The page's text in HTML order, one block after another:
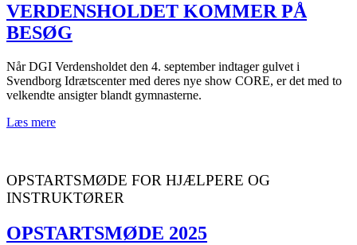
VERDENSHOLDET KOMMER PÅ
BESØG
Når DGI Verdensholdet den 4. september indtager gulvet i
Svendborg Idrætscenter med deres nye show CORE, er det med to
velkendte ansigter blandt gymnasterne.
Læs mere
OPSTARTSMØDE FOR HJÆLPERE OG
INSTRUKTØRER
OPSTARTSMØDE 2025